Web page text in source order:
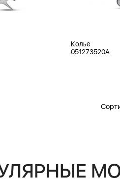
Колье
051273520A